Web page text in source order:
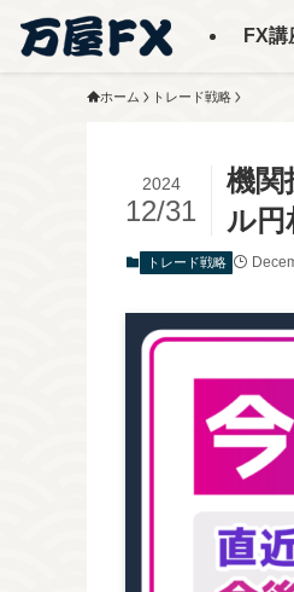
FX講
ホーム トレード戦略
機関
ル円
2024
12/31
トレード戦略